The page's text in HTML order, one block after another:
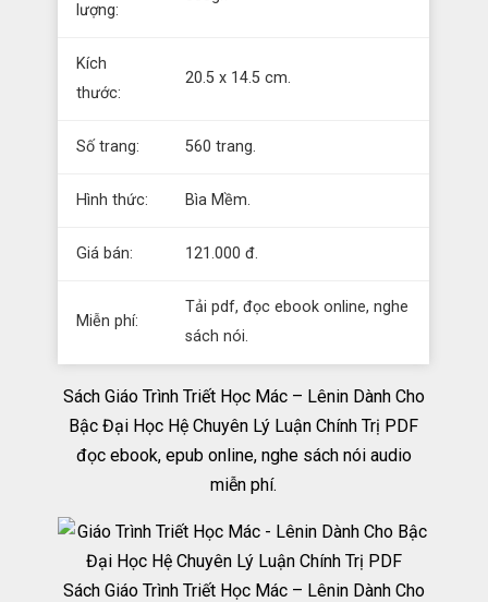
lượng:
Kích
thước:
20.5 x 14.5 cm.
Số trang: 560 trang.
Hình thức: Bìa Mềm.
Giá bán: 121.000 đ.
Miễn phí:
Tải pdf, đọc ebook online, nghe
sách nói.
Sách Giáo Trình Triết Học Mác – Lênin Dành Cho
Bậc Đại Học Hệ Chuyên Lý Luận Chính Trị PDF
đọc ebook, epub online, nghe sách nói audio
miễn phí.
Sách Giáo Trình Triết Học Mác – Lênin Dành Cho